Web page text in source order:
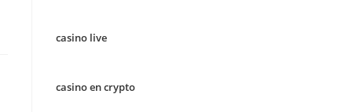
casino live
casino en crypto